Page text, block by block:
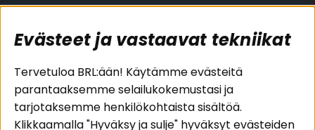
Suositut sivut
Pakettiratkaisut
Autostereot
Asiakaspalvelu
Evästeet
Huolto- ja
Evästeet ja vastaavat tekniikat
Tervetuloa BRL:ään! Käytämme evästeitä
parantaaksemme selailukokemustasi ja
tarjotaksemme henkilökohtaista sisältöä.
Klikkaamalla "Hyväksy ja sulje" hyväksyt evästeiden